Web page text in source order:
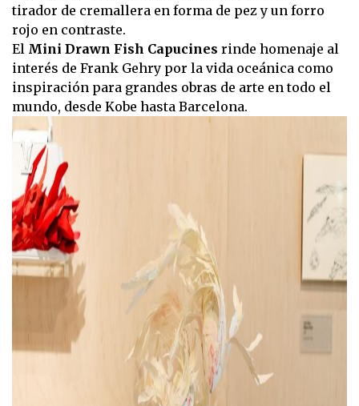
tirador de cremallera en forma de pez y un forro
rojo en contraste.
El Mini Drawn Fish Capucines rinde homenaje al
interés de Frank Gehry por la vida oceánica como
inspiración para grandes obras de arte en todo el
mundo, desde Kobe hasta Barcelona.